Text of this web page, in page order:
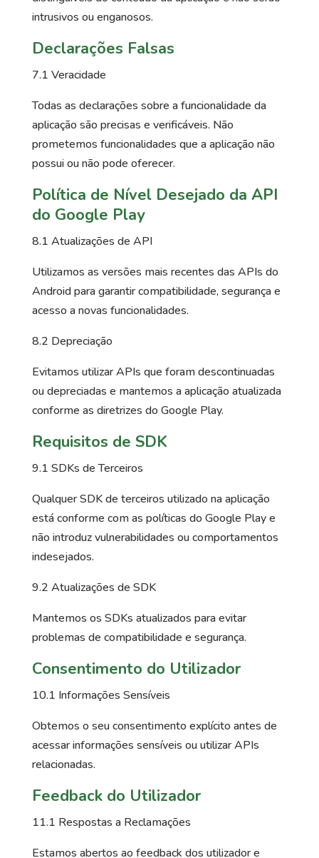
intrusivos ou enganosos.
Declarações Falsas
7.1 Veracidade
Todas as declarações sobre a funcionalidade da
aplicação são precisas e verificáveis. Não
prometemos funcionalidades que a aplicação não
possui ou não pode oferecer.
Política de Nível Desejado da API
do Google Play
8.1 Atualizações de API
Utilizamos as versões mais recentes das APIs do
Android para garantir compatibilidade, segurança e
acesso a novas funcionalidades.
8.2 Depreciação
Evitamos utilizar APIs que foram descontinuadas
ou depreciadas e mantemos a aplicação atualizada
conforme as diretrizes do Google Play.
Requisitos de SDK
9.1 SDKs de Terceiros
Qualquer SDK de terceiros utilizado na aplicação
está conforme com as políticas do Google Play e
não introduz vulnerabilidades ou comportamentos
indesejados.
9.2 Atualizações de SDK
Mantemos os SDKs atualizados para evitar
problemas de compatibilidade e segurança.
Consentimento do Utilizador
10.1 Informações Sensíveis
Obtemos o seu consentimento explícito antes de
acessar informações sensíveis ou utilizar APIs
relacionadas.
Feedback do Utilizador
11.1 Respostas a Reclamações
Estamos abertos ao feedback dos utilizador e